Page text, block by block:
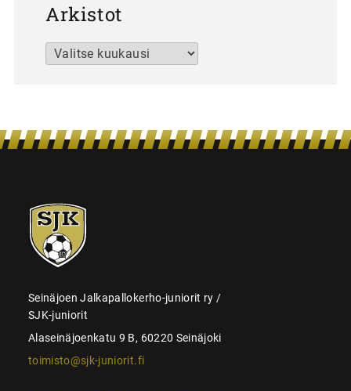
Arkistot
Arkistot
SJK-
juniorit
Seinäjoen Jalkapallokerho-juniorit ry /
SJK-juniorit
Alaseinäjoenkatu 9 B, 60220 Seinäjoki
toimisto@sjk-juniorit.fi